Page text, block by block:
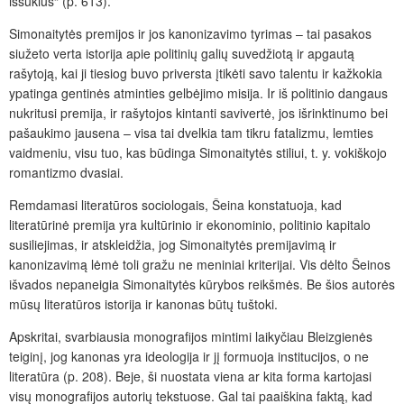
Simonaitytės premijos ir jos kanonizavimo tyrimas – tai pasakos
siužeto verta istorija apie politinių galių suvedžiotą ir apgautą
rašytoją, kai ji tiesiog buvo priversta įtikėti savo talentu ir kažkokia
ypatinga gentinės atminties gelbėjimo misija. Ir iš politinio dangaus
nukritusi premija, ir rašytojos kintanti savivertė, jos išrinktinumo bei
pašaukimo jausena – visa tai dvelkia tam tikru fatalizmu, lemties
vaidmeniu, visu tuo, kas būdinga Simonaitytės stiliui, t. y. vokiškojo
romantizmo dvasiai.
Remdamasi literatūros sociologais, Šeina konstatuoja, kad
literatūrinė premija yra kultūrinio ir ekonominio, politinio kapitalo
susiliejimas, ir atskleidžia, jog Simonaitytės premijavimą ir
kanonizavimą lėmė toli gražu ne meniniai kriterijai. Vis dėlto Šeinos
išvados nepaneigia Simonaitytės kūrybos reikšmės. Be šios autorės
mūsų literatūros istorija ir kanonas būtų tuštoki.
Apskritai, svarbiausia monografijos mintimi laikyčiau Bleizgienės
teiginį, jog kanonas yra ideologija ir jį formuoja institucijos, o ne
literatūra (p. 208). Beje, ši nuostata viena ar kita forma kartojasi
visų monografijos autorių tekstuose. Gal tai paaiškina faktą, kad